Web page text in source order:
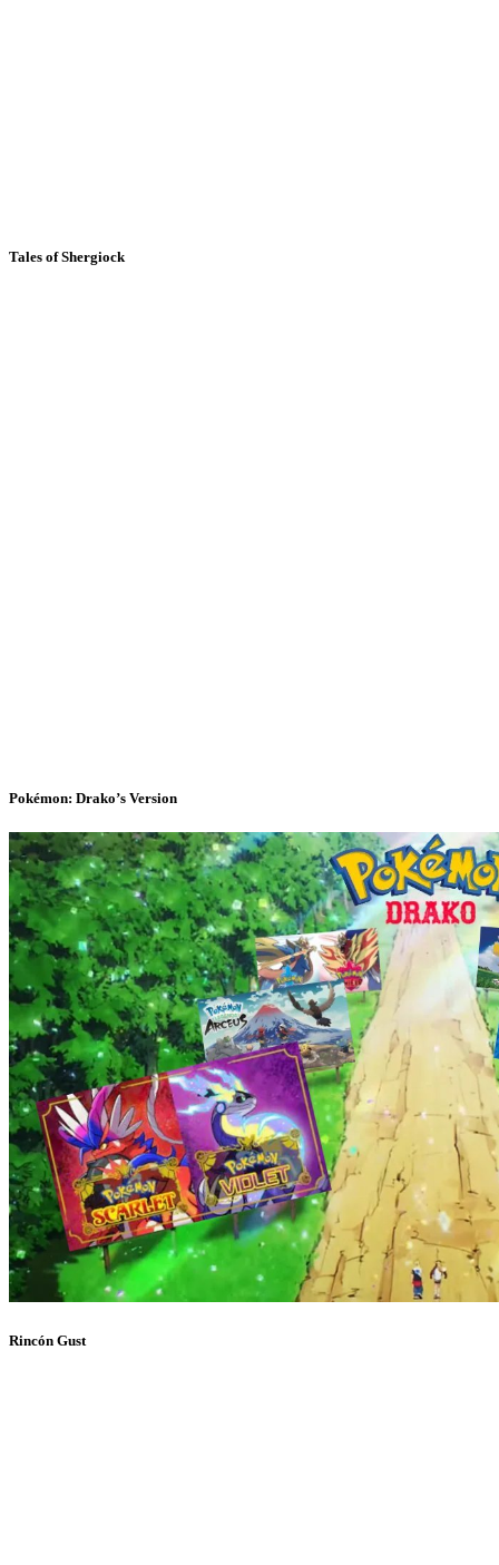
Tales of Shergiock
Pokémon: Drako’s Version
Rincón Gust